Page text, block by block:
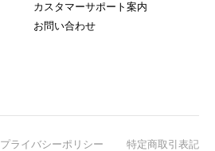
カスタマーサポート案内
お問い合わせ
プライバシーポリシー 特定商取引表記